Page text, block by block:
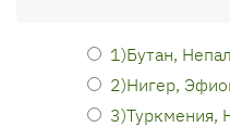
1)Бутан,
2)Нигер,
3)Туркмения,